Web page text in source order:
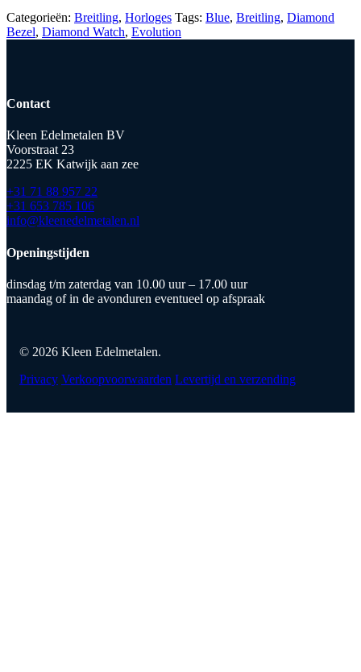
Categorieën: Breitling, Horloges Tags: Blue, Breitling, Diamond
Bezel, Diamond Watch, Evolution
Contact
Kleen Edelmetalen BV
Voorstraat 23
2225 EK Katwijk aan zee
+31 71 88 957 22
+31 653 785 106
info@kleenedelmetalen.nl
Openingstijden
dinsdag t/m zaterdag van 10.00 uur – 17.00 uur
maandag of in de avonduren eventueel op afspraak
© 2026 Kleen Edelmetalen.
Privacy Verkoopvoorwaarden Levertijd en verzending